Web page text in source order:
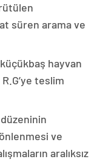
süren arama ve
hayvan
teslim
ve
aralıksız